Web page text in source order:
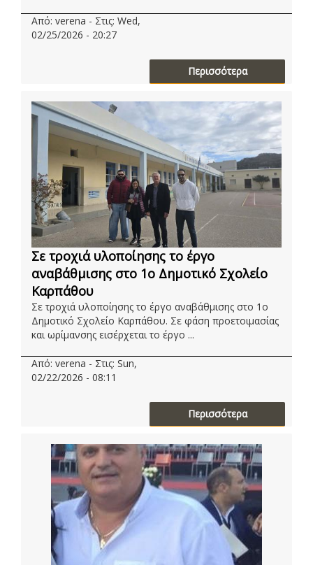
Από: verena - Στις: Wed,
02/25/2026 - 20:27
Περισσότερα
Σε τροχιά υλοποίησης το έργο
αναβάθμισης στο 1ο Δημοτικό Σχολείο
Καρπάθου
Σε τροχιά υλοποίησης το έργο αναβάθμισης στο 1ο
Δημοτικό Σχολείο Καρπάθου. Σε φάση προετοιμασίας
και ωρίμανσης εισέρχεται το έργο ...
Από: verena - Στις: Sun,
02/22/2026 - 08:11
Περισσότερα